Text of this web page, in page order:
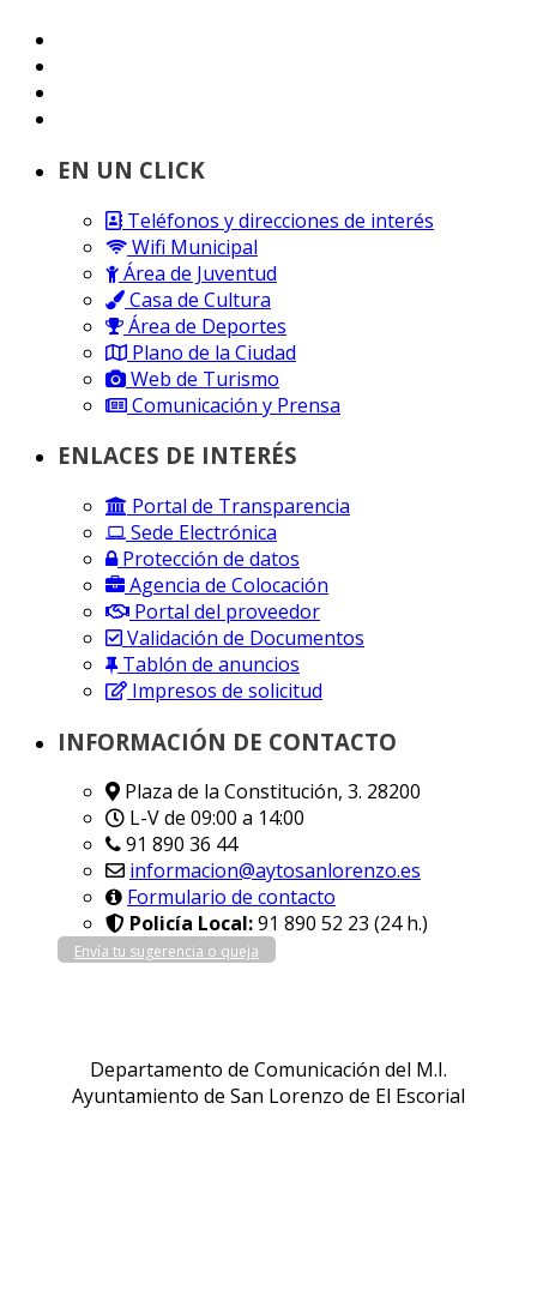
EN UN CLICK
Teléfonos y direcciones de interés
Wifi Municipal
Área de Juventud
Casa de Cultura
Área de Deportes
Plano de la Ciudad
Web de Turismo
Comunicación y Prensa
ENLACES DE INTERÉS
Portal de Transparencia
Sede Electrónica
Protección de datos
Agencia de Colocación
Portal del proveedor
Validación de Documentos
Tablón de anuncios
Impresos de solicitud
INFORMACIÓN DE CONTACTO
Plaza de la Constitución, 3. 28200
L-V de 09:00 a 14:00
91 890 36 44
informacion@aytosanlorenzo.es
Formulario de contacto
Policía Local:91 890 52 23 (24 h.)
Envía tu sugerencia o queja
Departamento de Comunicación del M.I.
Ayuntamiento de San Lorenzo de El Escorial